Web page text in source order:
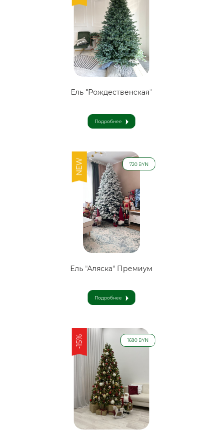
Ель "Рождественская"
Подробнее
NEW 720 BYN
Ель "Аляска" Премиум
Подробнее
-15% 1680 BYN